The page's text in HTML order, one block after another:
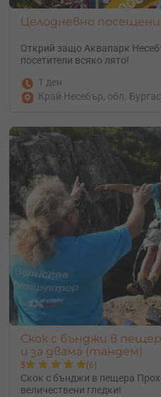
Целодневно
Открий защо Аквапарк
посетители всяко лято!
1 ден
Край Несебър, обл. Бургас
Скок с бънджи в
и за двама (тандем)
5 (6)
Скок с бънджи в пещера
величествени гледки!